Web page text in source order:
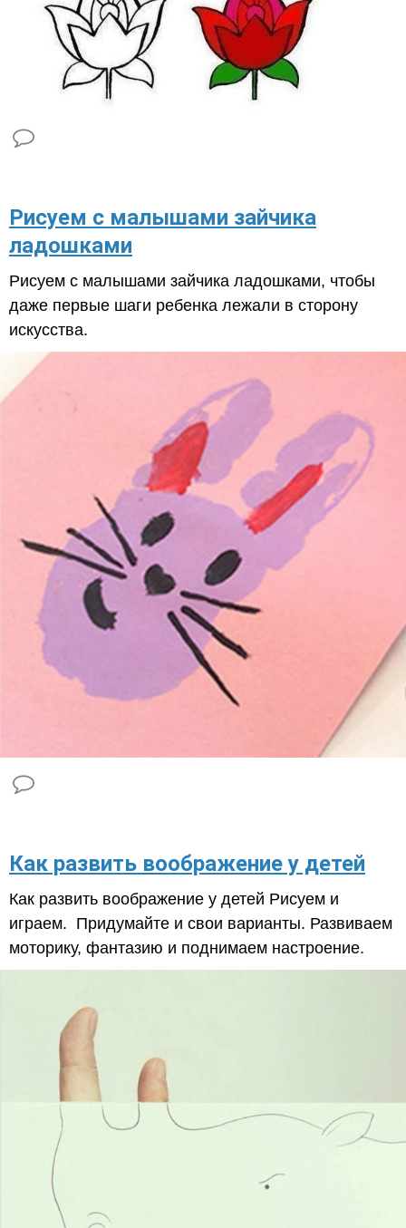
Рисуем с малышами зайчика
ладошками
Рисуем с малышами зайчика ладошками, чтобы
даже первые шаги ребенка лежали в сторону
искусства.
Как развить воображение у детей
Как развить воображение у детей Рисуем и
играем. Придумайте и свои варианты. Развиваем
моторику, фантазию и поднимаем настроение.